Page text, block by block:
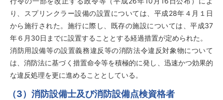
り、スプリンクラー設備の設置については、平成28年４月１日
から施行された。施行に際し、既存の施設については、平成37
年６月30日までに設置することとする経過措置が定められた。
消防用設備等の設置義務違反等の消防法令違反対象物について
は、消防法に基づく措置命令等を積極的に発し、迅速かつ効果的
な違反処理を更に進めることとしている。
（3）消防設備士及び消防設備点検資格者